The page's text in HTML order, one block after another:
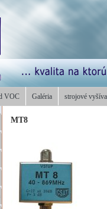
VOC Galéria strojové
MT8